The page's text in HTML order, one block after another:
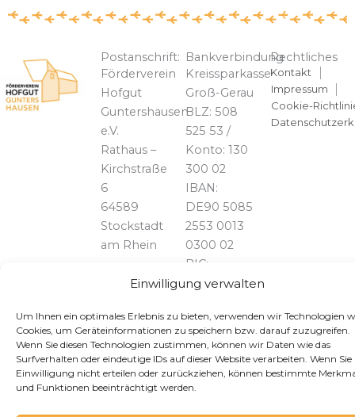
Einwilligung verwalten
Um Ihnen ein optimales Erlebnis zu bieten, verwenden wir Technologien
Cookies, um Geräteinformationen zu speichern bzw. darauf zuzugreifen.
Wenn Sie diesen Technologien zustimmen, können wir Daten wie das
Surfverhalten oder eindeutige IDs auf dieser Website verarbeiten. Wenn Sie
Einwilligung nicht erteilen oder zurückziehen, können bestimmte
und Funktionen beeinträchtigt werden.
Postanschrift:
Förderverein
Hofgut
Guntershausen
e.V.
Rathaus –
Kirchstraße
6
64589
Stockstadt
am Rhein
Telefon:
828739
Bankverbindung
Kreissparkasse
Groß-Gerau
BLZ: 508
525 53 /
Konto: 130
300 02
IBAN:
DE90 5085
2553 0013
0300 02
BIC:
HELADEF1GRG
Rechtliches
Kontakt
Impressum
Cookie-